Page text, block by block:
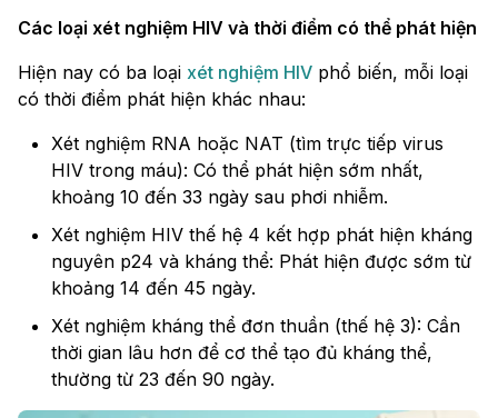
Các loại xét nghiệm HIV và thời điểm có thể phát hiện
Hiện nay có ba loại xét nghiệm HIV phổ biến, mỗi loại
có thời điểm phát hiện khác nhau:
Xét nghiệm RNA hoặc NAT (tìm trực tiếp virus
HIV trong máu): Có thể phát hiện sớm nhất,
khoảng 10 đến 33 ngày sau phơi nhiễm.
Xét nghiệm HIV thế hệ 4 kết hợp phát hiện kháng
nguyên p24 và kháng thể: Phát hiện được sớm từ
khoảng 14 đến 45 ngày.
Xét nghiệm kháng thể đơn thuần (thế hệ 3): Cần
thời gian lâu hơn để cơ thể tạo đủ kháng thể,
thường từ 23 đến 90 ngày.